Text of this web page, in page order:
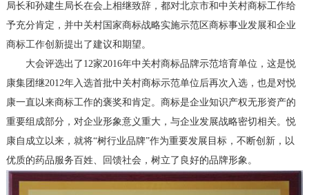
局长和孙建生局长在会上相继致辞，都对北京市和中关村商标工作给
予充分肯定，并中关村国家商标战略实施示范区商标事业发展和企业
商标工作创新提出了建议和期望。
大会评选出了12家2016年中关村商标品牌示范培育单位，这是悦
康集团继2012年入选首批中关村商标示范单位后再次入选，也是对悦
康一直以来商标工作的褒奖和肯定。商标是企业知识产权无形资产的
重要组成部分，对企业形象意义重大，与企业发展战略密切相关。悦
康自成立以来，就将“树行业品牌”作为重要发展目标，不断创新，以
优质的药品服务百姓、回馈社会，树立了良好的品牌形象。